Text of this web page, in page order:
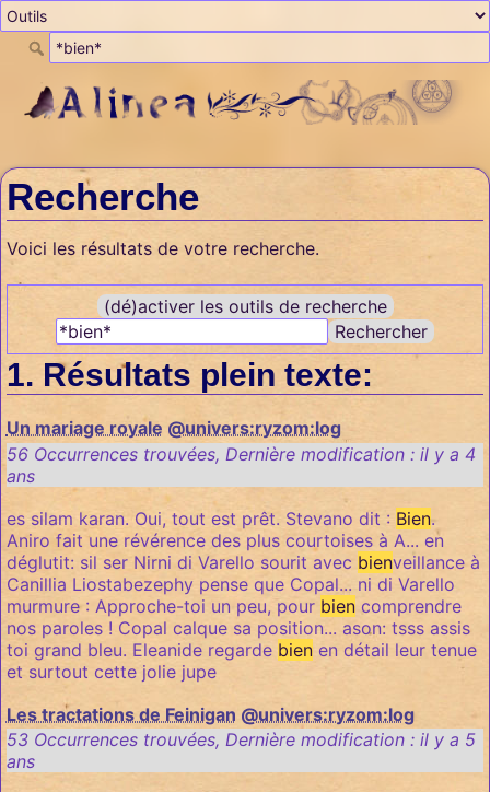
Recherche
Voici les résultats de votre recherche.
(dé)activer les outils de recherche
Rechercher
Résultats plein texte:
Un mariage royale @univers:ryzom:log
56 Occurrences trouvées, Dernière modification : il y a 4
ans
es silam karan. Oui, tout est prêt. Stevano dit : Bien.
Aniro fait une révérence des plus courtoises à A... en
déglutit: sil ser Nirni di Varello sourit avec bienveillance à
Canillia Liostabezephy pense que Copal... ni di Varello
murmure : Approche-toi un peu, pour biencomprendre
nos paroles ! Copal calque sa position... ason: tsss assis
toi grand bleu. Eleanide regarde bienen détail leur tenue
et surtout cette jolie jupe
Les tractations de Feinigan @univers:ryzom:log
53 Occurrences trouvées, Dernière modification : il y a 5
ans